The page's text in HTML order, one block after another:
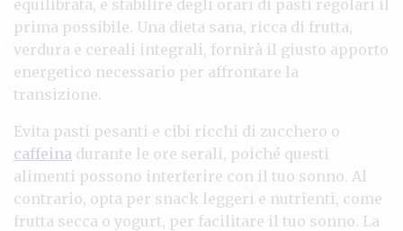
equilibrata, e stabilire degli orari di pasti regolari il
prima possibile. Una dieta sana, ricca di frutta,
verdura e cereali integrali, fornirà il giusto apporto
energetico necessario per affrontare la
transizione.
Evita pasti pesanti e cibi ricchi di zucchero o
caffeina durante le ore serali, poiché questi
alimenti possono interferire con il tuo sonno. Al
contrario, opta per snack leggeri e nutrienti, come
frutta secca o yogurt, per facilitare il tuo sonno. La